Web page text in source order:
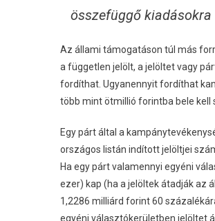
összefüggő
Az állami támogatáson túl más
a független jelölt, a jelöltet vagy
fordíthat. Ugyanennyit fordíthat
több mint ötmillió forintba bele kell
Egy párt által a
országos listán indított jelöltjei
Ha egy párt valamennyi egyéni
ezer) kap (ha a jelöltek átadják az
1,2286 milliárd forint 60
egyéni választókerületben jelöltet